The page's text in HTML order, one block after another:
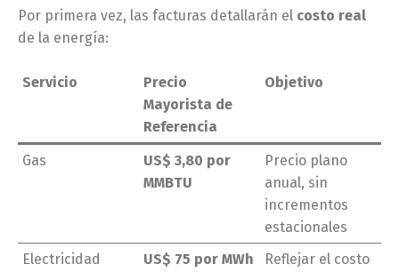
Por primera vez, las facturas detallarán el costo real
de la energía:
Servicio
Precio
Mayorista de
Referencia
Objetivo
Gas
US$ 3,80 por
MMBTU
Precio plano
anual, sin
incrementos
estacionales
Electricidad
US$ 75 por MWh
Reflejar el costo